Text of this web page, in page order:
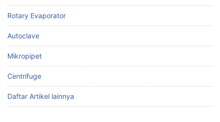
Rotary Evaporator
Autoclave
Mikropipet
Centrifuge
Daftar Artikel lainnya